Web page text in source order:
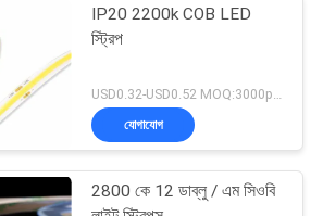
IP20 2200k COB LED
স্ট্রিপ
যোগাযোগ
2800 কে 12 ডাব্লু / এম সিওবি